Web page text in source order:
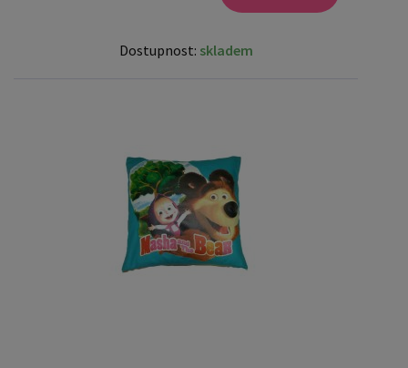
Dostupnost: skladem